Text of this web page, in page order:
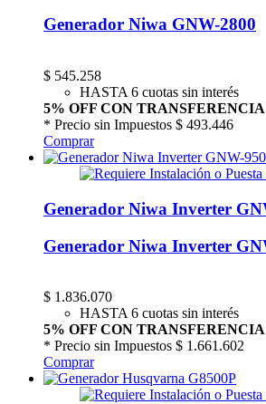
Generador Niwa GNW-2800
$ 545.258
HASTA 6 cuotas sin interés
5% OFF CON TRANSFERENCIA
* Precio sin Impuestos $ 493.446
Comprar
Generador Niwa Inverter
Generador Niwa Inverter
$ 1.836.070
HASTA 6 cuotas sin interés
5% OFF CON TRANSFERENCIA
* Precio sin Impuestos $ 1.661.602
Comprar